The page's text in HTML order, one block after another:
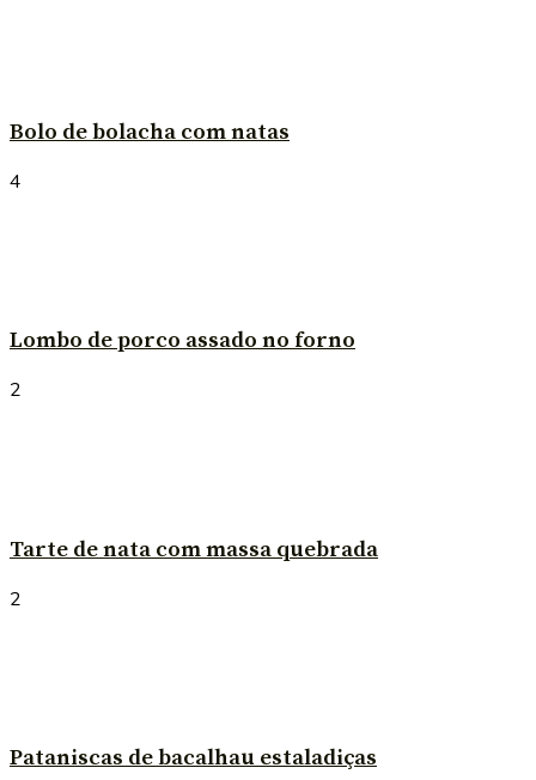
Bolo de bolacha com natas
4
Lombo de porco assado no forno
2
Tarte de nata com massa quebrada
2
Pataniscas de bacalhau estaladiças